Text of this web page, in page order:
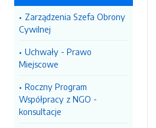
Zarządzenia Szefa Obrony
Cywilnej
Uchwały - Prawo
Miejscowe
Roczny Program
Współpracy z NGO -
konsultacje